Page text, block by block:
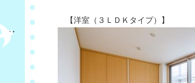
【洋室（３ＬＤＫタイプ）】